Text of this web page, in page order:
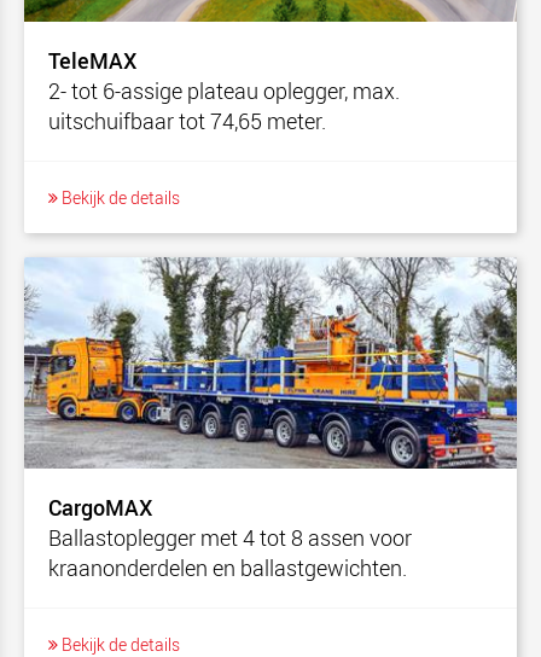
TeleMAX
2- tot 6-assige plateau oplegger, max.
uitschuifbaar tot 74,65 meter.
Bekijk de details
CargoMAX
Ballastoplegger met 4 tot 8 assen voor
kraanonderdelen en ballastgewichten.
Bekijk de details